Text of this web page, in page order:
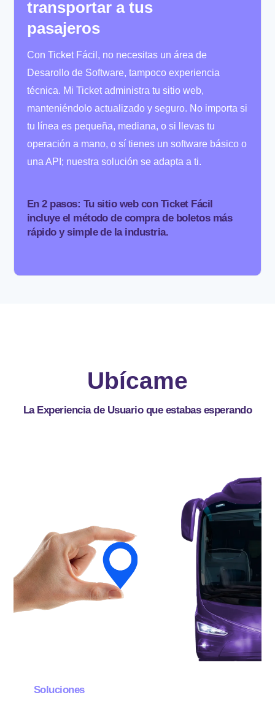
transportar a tus
pasajeros
Con Ticket Fácil, no necesitas un área de
Desarollo de Software, tampoco experiencia
técnica. Mi Ticket administra tu sitio web,
manteniéndolo actualizado y seguro. No importa si
tu línea es pequeña, mediana, o si llevas tu
operación a mano, o sí tienes un software básico o
una API; nuestra solución se adapta a ti.
En 2 pasos: Tu sitio web con Ticket Fácil
incluye el método de compra de boletos más
rápido y simple de la industria.
Ubícame
La Experiencia de Usuario que estabas esperando
Soluciones